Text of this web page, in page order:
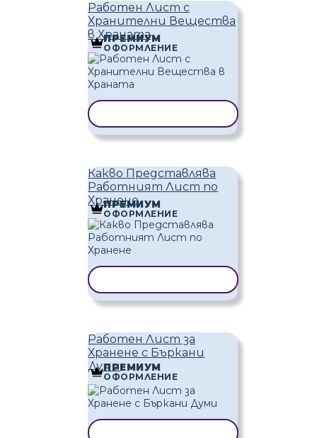
Работен Лист с
Хранителни Вещества
в Храната
ПРЕМИУМ
ОФОРМЛЕНИЕ
Какво Представлява
Работният Лист по
Хранене
ПРЕМИУМ
ОФОРМЛЕНИЕ
Работен Лист за
Хранене с Бъркани
ДумиПРЕМИУМ
ОФОРМЛЕНИЕ